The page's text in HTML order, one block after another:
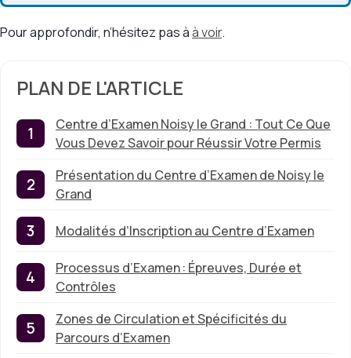
Pour approfondir, n’hésitez pas àà voir.
PLAN DE L'ARTICLE
Centre d’Examen Noisy le Grand : Tout Ce Que
Vous Devez Savoir pour Réussir Votre Permis
Présentation du Centre d’Examen de Noisy le
Grand
Modalités d’Inscription au Centre d’Examen
Processus d’Examen : Épreuves, Durée et
Contrôles
Zones de Circulation et Spécificités du
Parcours d’Examen